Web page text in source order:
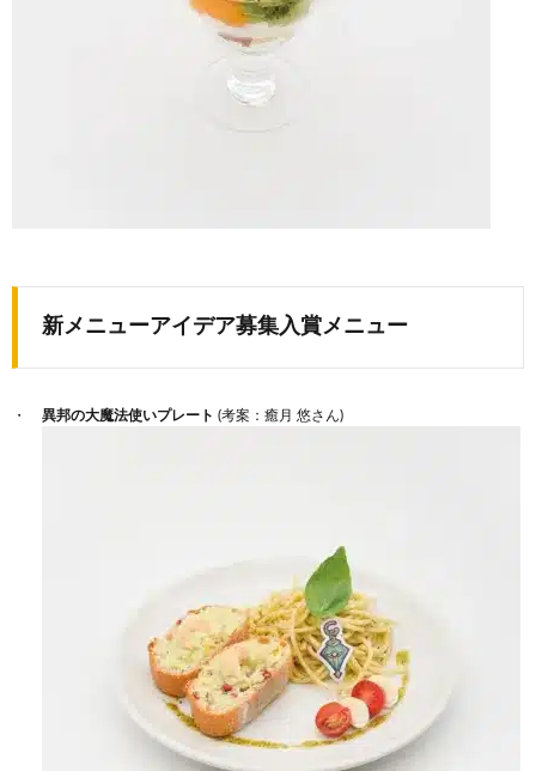
新メニューアイデア募集入賞メニュー
異邦の大魔法使いプレート (考案：癒月 悠さん)